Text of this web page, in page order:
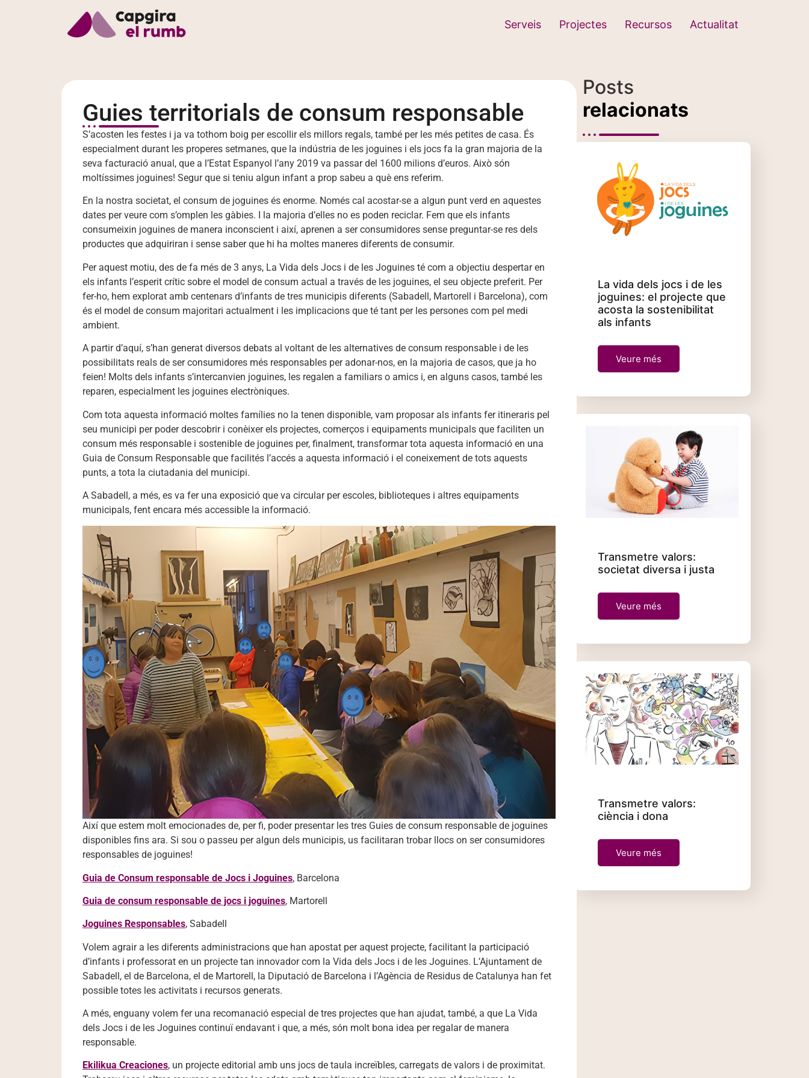
Serveis Projectes Recursos Actualitat
Posts
relacionats
La vida dels jocs i de les
joguines: el projecte que
acosta la sostenibilitat
als infants
Veure més
Transmetre valors:
societat diversa i justa
Veure més
Transmetre valors:
ciència i dona
Veure més
Guies territorials de consum responsable
S’acosten les festes i ja va tothom boig per escollir els millors regals, també per les més petites de casa. És
especialment durant les properes setmanes, que la indústria de les joguines i els jocs fa la gran majoria de la
seva facturació anual, que a l’Estat Espanyol l’any 2019 va passar del 1600 milions d’euros. Això són
moltíssimes joguines! Segur que si teniu algun infant a prop sabeu a què ens referim.
En la nostra societat, el consum de joguines és enorme. Només cal acostar-se a algun punt verd en aquestes
dates per veure com s’omplen les gàbies. I la majoria d’elles no es poden reciclar. Fem que els infants
consumeixin joguines de manera inconscient i així, aprenen a ser consumidores sense preguntar-se res dels
productes que adquiriran i sense saber que hi ha moltes maneres diferents de consumir.
Per aquest motiu, des de fa més de 3 anys, La Vida dels Jocs i de les Joguines té com a objectiu despertar en
els infants l’esperit crític sobre el model de consum actual a través de les joguines, el seu objecte preferit. Per
fer-ho, hem explorat amb centenars d’infants de tres municipis diferents (Sabadell, Martorell i Barcelona), com
és el model de consum majoritari actualment i les implicacions que té tant per les persones com pel medi
ambient.
A partir d’aquí, s’han generat diversos debats al voltant de les alternatives de consum responsable i de les
possibilitats reals de ser consumidores més responsables per adonar-nos, en la majoria de casos, que ja ho
feien! Molts dels infants s’intercanvien joguines, les regalen a familiars o amics i, en alguns casos, també les
reparen, especialment les joguines electròniques.
Com tota aquesta informació moltes famílies no la tenen disponible, vam proposar als infants fer itineraris pel
seu municipi per poder descobrir i conèixer els projectes, comerços i equipaments municipals que faciliten un
consum més responsable i sostenible de joguines per, finalment, transformar tota aquesta informació en una
Guia de Consum Responsable que facilités l’accés a aquesta informació i el coneixement de tots aquests
punts, a tota la ciutadania del municipi.
A Sabadell, a més, es va fer una exposició que va circular per escoles, biblioteques i altres equipaments
municipals, fent encara més accessible la informació.
Així que estem molt emocionades de, per fi, poder presentar les tres Guies de consum responsable de joguines
disponibles fins ara. Si sou o passeu per algun dels municipis, us facilitaran trobar llocs on ser consumidores
responsables de joguines!
Guia de Consum responsable de Jocs i Joguines, Barcelona
Guia de consum responsable de jocs i joguines, Martorell
Joguines Responsables, Sabadell
Volem agrair a les diferents administracions que han apostat per aquest projecte, facilitant la participació
d’infants i professorat en un projecte tan innovador com la Vida dels Jocs i de les Joguines. L’Ajuntament de
Sabadell, el de Barcelona, el de Martorell, la Diputació de Barcelona i l’Agència de Residus de Catalunya han fet
possible totes les activitats i recursos generats.
A més, enguany volem fer una recomanació especial de tres projectes que han ajudat, també, a que La Vida
dels Jocs i de les Joguines continuï endavant i que, a més, són molt bona idea per regalar de manera
responsable.
Ekilikua Creaciones, un projecte editorial amb uns jocs de taula increïbles, carregats de valors i de proximitat.